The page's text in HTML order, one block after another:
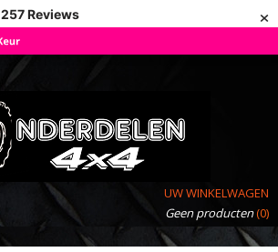
257 Reviews ×
UW WINKELWAGEN
Geen producten(0)